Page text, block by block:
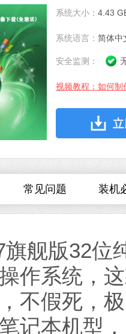
系统大小： 4.43
系统语言： 简体中
安全监测：
视频教程：如何制
常见问题 装机
版32位
作系统，
不假死，
记本机型